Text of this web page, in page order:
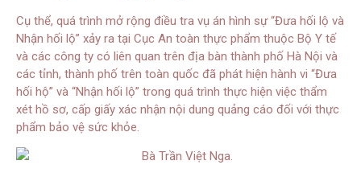
Cụ thể, quá trình mở rộng điều tra vụ án hình sự “Đưa hối lộ và
Nhận hối lộ” xảy ra tại Cục An toàn thực phẩm thuộc Bộ Y tế
và các công ty có liên quan trên địa bàn thành phố Hà Nội và
các tỉnh, thành phố trên toàn quốc đã phát hiện hành vi “Đưa
hối hộ” và “Nhận hối lộ” trong quá trình thực hiện việc thẩm
xét hồ sơ, cấp giấy xác nhận nội dung quảng cáo đối với thực
phẩm bảo vệ sức khỏe.